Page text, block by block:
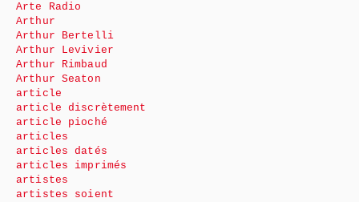
Arte Radio
Arthur
Arthur Bertelli
Arthur Levivier
Arthur Rimbaud
Arthur Seaton
article
article discrètement
article pioché
articles
articles datés
articles imprimés
artistes
artistes soient